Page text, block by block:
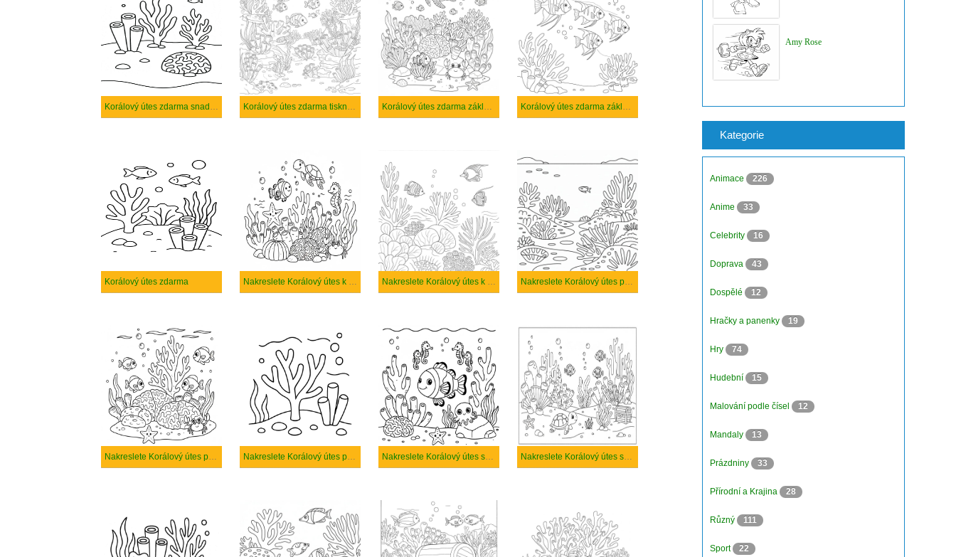
Korálový útes zdarma snadný Korálový útes zdarma tisknutelné pro děti Korálový útes zdarma základní tisknutelné Korálový útes zdarma základní
Korálový útes zdarma Nakreslete Korálový útes k vytisknutí zdarma Nakreslete Korálový útes k vytisknutí Nakreslete Korálový útes pro děti
Nakreslete Korálový útes prostý tisknutelné Nakreslete Korálový útes prostý Nakreslete Korálový útes snadný tisknutelné Nakreslete Korálový útes snadný
Amy Rose
Kategorie
Animace 226
Anime 33
Celebrity 16
Doprava 43
Dospělé 12
Hračky a panenky 19
Hry 74
Hudební 15
Malování podle čísel 12
Mandaly 13
Prázdniny 33
Přírodní a Krajina 28
Různý 111
Sport 22